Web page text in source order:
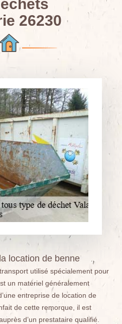
26230
location de benne
utilisé spécialement pour
un matériel généralement
entreprise de location de
de cette remorque, il est
d’un prestataire qualifié.